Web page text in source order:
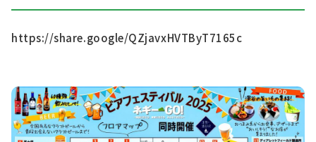
https://share.google/QZjavxHVTByT7165c